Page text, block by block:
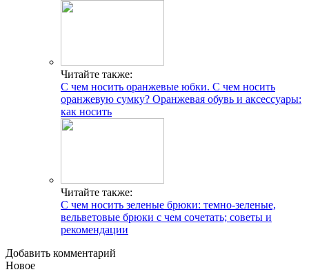
Читайте также:
С чем носить оранжевые юбки. С чем носить
оранжевую сумку? Оранжевая обувь и аксессуары:
как носить
Читайте также:
С чем носить зеленые брюки: темно-зеленые,
вельветовые брюки с чем сочетать; советы и
рекомендации
Добавить комментарий
Новое